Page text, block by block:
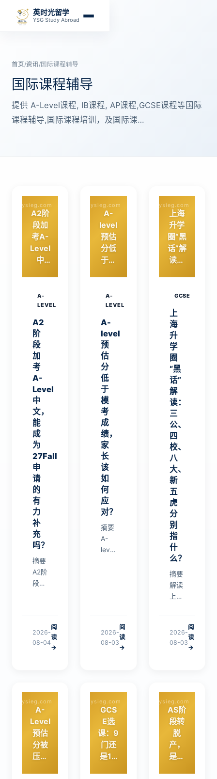
英时光留学
YSG Study Abroad
首页/资讯/国际课程辅导
国际课程辅导
提供 A-Level课程, IB课程, AP课程,GCSE课程等国际
课程辅导,国际课程培训，及国际课…
ysieg.com
A2阶
段加
考A-
Level
中
为
27Fal
l申请
的有
力补
充
吗？
A-
LEVEL
A2
阶
段
加
考
A-
Level
中
文，
能
成
为
27Fall
申
请
的
有
力
补
充
吗？
摘要
A2阶
段加
行
量。
本文
析…
2026-
08-04
阅
读
→
ysieg.com
A-
level
预估
分低
于模
家长
该如
何应
对？
A-
LEVEL
A-
level
预
估
分
低
于
模
考
成
绩，
家
长
该
如
何
应
对？
摘要
A-
level
但家
通…
2026-
08-03
阅
读
→
ysieg.com
上海
升学
圈“黑
话”解
读：
四
校、
八
大、
新五
虎分
别指
什
么？
GCSE
上
海
升
学
圈
“黑
话”
解
读：
三
公、
四
校、
八
大、
新
五
虎
分
别
指
什
么？
摘要
解读
上海
用
“黑
八
大、
新五
虎分
别指
学…
2026-
08-03
阅
读
→
ysieg.com
A-
Level
预估
分被
压？
ysieg.com
GCS
E选
课：9
门还
是10
ysieg.com
AS阶
段转
脱
产，
是冲